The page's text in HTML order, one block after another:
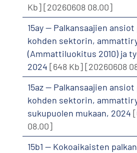
Kb][20260608 08.00]
15ay -- Palkansaajien
kohden sektorin,
(Ammattiluokitus 2010) ja
2024 [648 Kb][20260608
15az -- Palkansaajien
kohden sektorin,
sukupuolen mukaan, 2024
08.00]
15b1 -- Kokoaikaisten